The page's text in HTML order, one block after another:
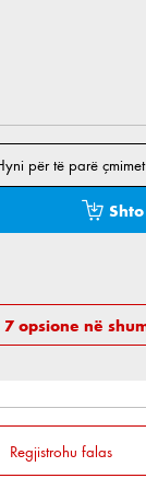
për të parë çmimet
dëshiruar
7 opsione në
Regjistrohu falas